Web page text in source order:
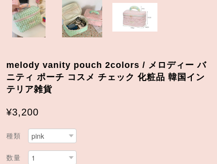
melody vanity pouch 2colors / メロディー バ
ニティ ポーチ コスメ チェック 化粧品 韓国イン
テリア雑貨
¥3,200
種類
数量